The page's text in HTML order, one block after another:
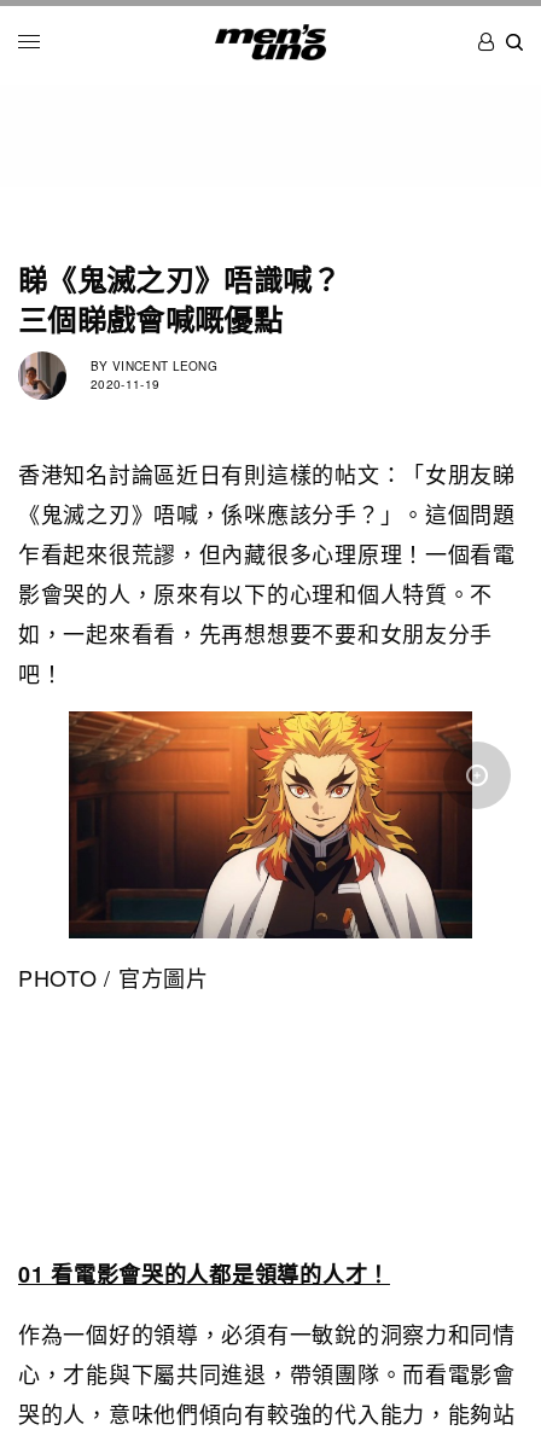
睇《鬼滅之刃》唔識喊？
三個睇戲會喊嘅優點
BY VINCENT LEONG
2020-11-19
香港知名討論區近日有則這樣的帖文：「女朋友睇
《鬼滅之刃》唔喊，係咪應該分手？」。這個問題
乍看起來很荒謬，但內藏很多心理原理！一個看電
影會哭的人，原來有以下的心理和個人特質。不
如，一起來看看，先再想想要不要和女朋友分手
吧！
PHOTO / 官方圖片
01 看電影會哭的人都是領導的人才！
作為一個好的領導，必須有一敏銳的洞察力和同情
心，才能與下屬共同進退，帶領團隊。而看電影會
哭的人，意味他們傾向有較強的代入能力，能夠站